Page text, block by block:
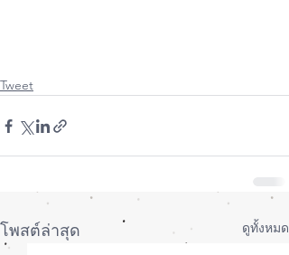
Tweet
โพสต์ล่าสุด ดูทั้งหมด